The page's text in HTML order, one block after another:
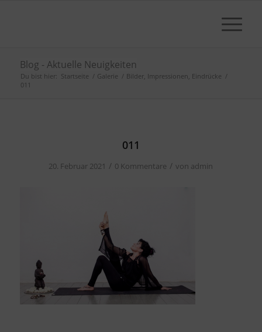
Blog - Aktuelle Neuigkeiten
Du bist hier: Startseite / Galerie / Bilder, Impressionen, Eindrücke /
011
011
20. Februar 2021 / 0 Kommentare / von admin